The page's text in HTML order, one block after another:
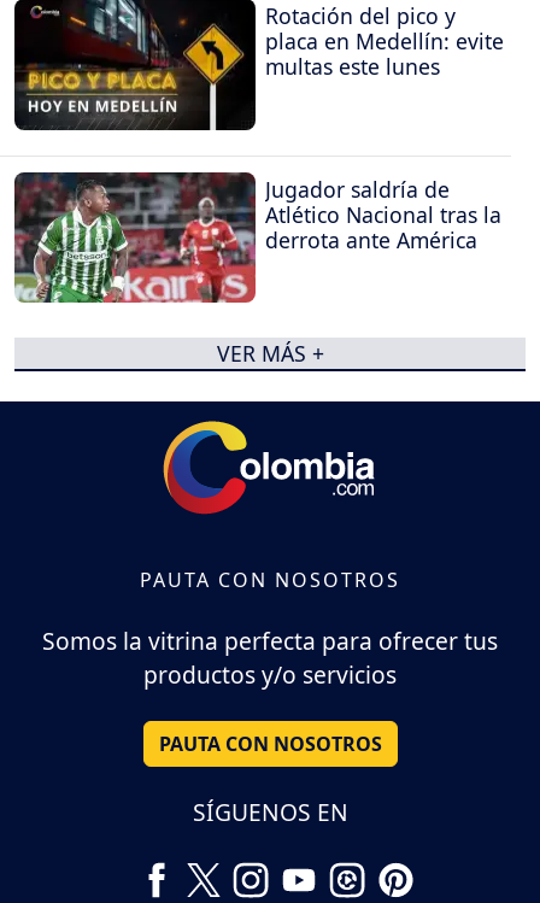
Rotación del pico y
placa en Medellín: evite
multas este lunes
Jugador saldría de
Atlético Nacional tras la
derrota ante América
VER MÁS +
PAUTA CON NOSOTROS
Somos la vitrina perfecta para ofrecer tus
productos y/o servicios
PAUTA CON NOSOTROS
SÍGUENOS EN